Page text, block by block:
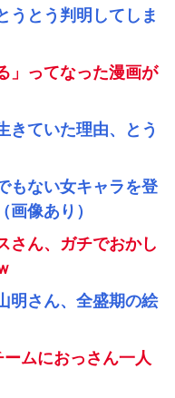
うとう判明してしま
」ってなった漫画が
きていた理由、とう
もない女キャラを登
像あり）
さん、ガチでおかし
明さん、全盛期の絵
ームにおっさん一人